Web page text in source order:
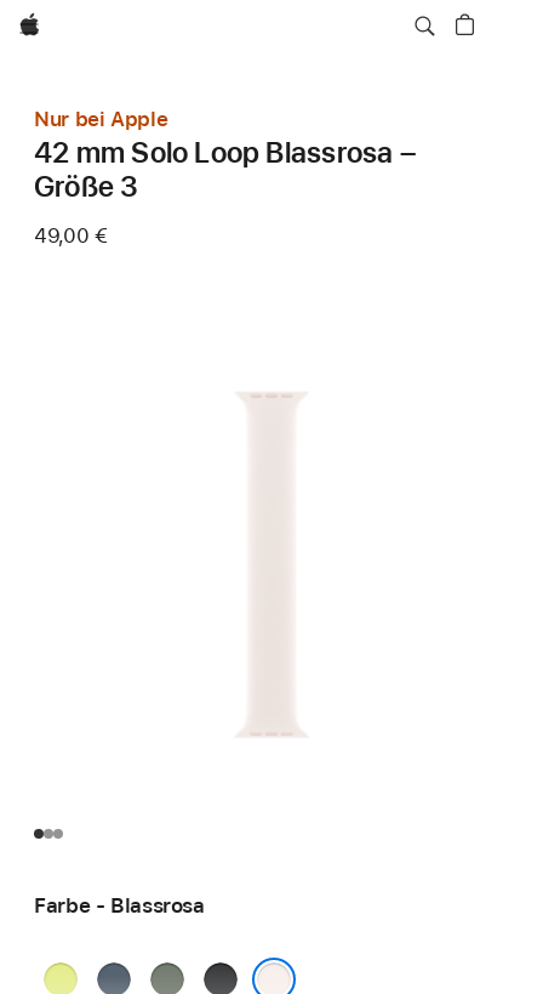
Apple
Nur bei Apple
42 mm Solo Loop Blassrosa –
Größe 3
49,00 €
Farbe - Blassrosa
NeongelbMaritimblauGrüngrauSchwarz